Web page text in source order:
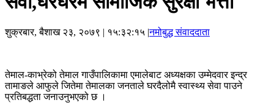
शुक्रबार, बैशाख २३, २०७९ | १५:३२:१५ |नमोबुद्ध संवाददाता
तेमाल-काभ्रेको तेमाल गाउँपालिकामा एमालेबाट अध्यक्षका उम्मेदवार इन्द्र
तामाङले आफुले जितेमा तेमालका जनताले घरदैलोमै स्वास्थ्य सेवा पाउने
प्रतिबद्धता जनाउनुभएको छ ।